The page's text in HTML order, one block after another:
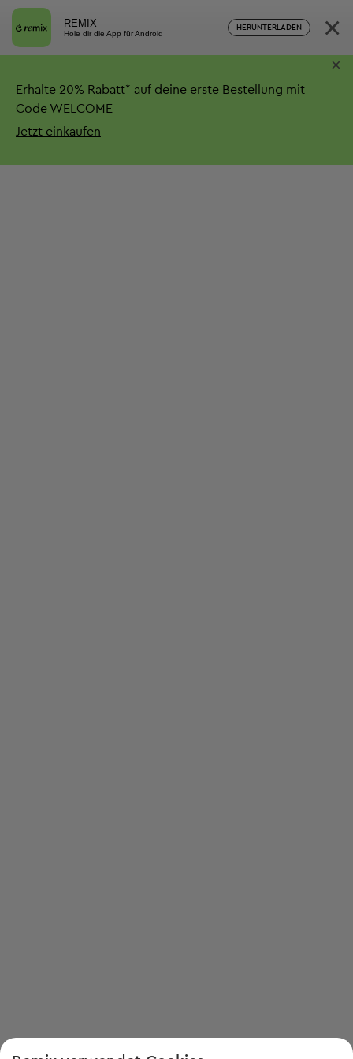
REMIX
Hole dir die App für Android
HERUNTERLADEN ×
Erhalte 20% Rabatt* auf deine erste Bestellung mit
Code WELCOME
Jetzt einkaufen
×